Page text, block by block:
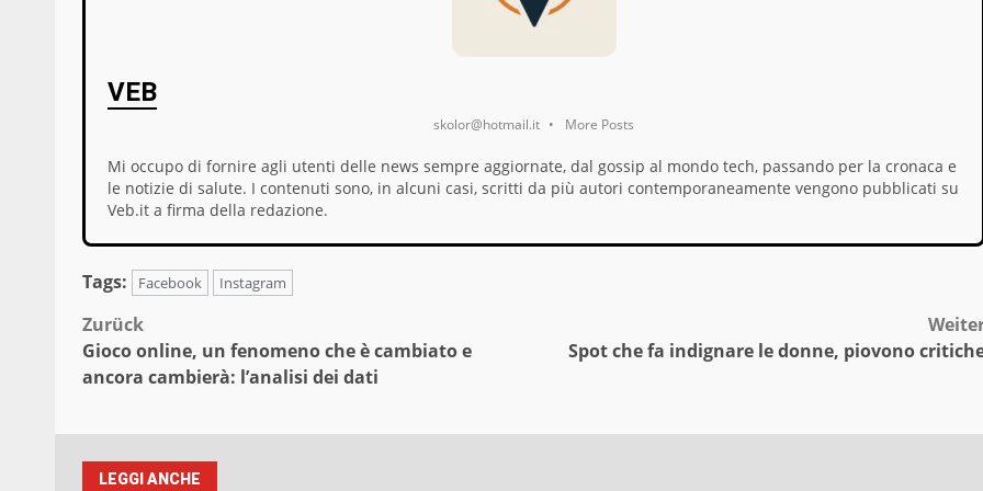
VEB
skolor@hotmail.it • More Posts
Mi occupo di fornire agli utenti delle news sempre aggiornate, dal gossip al mondo tech, passando per la cronaca e
le notizie di salute. I contenuti sono, in alcuni casi, scritti da più autori contemporaneamente vengono pubblicati su
Veb.it a firma della redazione.
Tags: Facebook Instagram
Beitragsnavigation
Zurück
Gioco online, un fenomeno che è cambiato e
ancora cambierà: l’analisi dei dati
Spot che fa indignare le donne, piovono
LEGGI ANCHE